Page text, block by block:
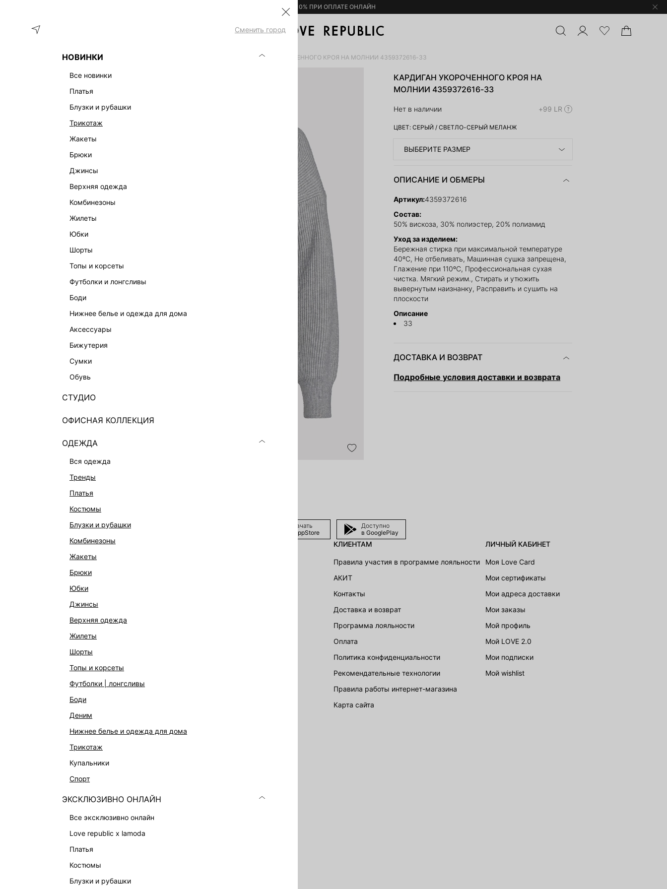
– 10% ПРИ ОПЛАТЕ ОНЛАЙН
Сменить город
НОВИНКИ
все новинки
платья
блузки и рубашки
трикотаж
жакеты
брюки
джинсы
верхняя одежда
комбинезоны
жилеты
юбки
шорты
топы и корсеты
футболки и лонгсливы
боди
нижнее белье и одежда для дома
аксессуары
бижутерия
сумки
обувь
СТУДИО
ОФИСНАЯ КОЛЛЕКЦИЯ
ОДЕЖДА
вся одежда
тренды
платья
костюмы
блузки и рубашки
комбинезоны
жакеты
брюки
юбки
джинсы
верхняя одежда
жилеты
шорты
топы и корсеты
футболки | лонгсливы
боди
деним
нижнее белье и одежда для дома
трикотаж
купальники
спорт
ЭКСКЛЮЗИВНО ОНЛАЙН
все эксклюзивно онлайн
love republic x lamoda
платья
костюмы
блузки и рубашки
ОДЕЖДА КАРДИГАН УКОРОЧЕННОГО КРОЯ НА МОЛНИИ 4359372616-33
КАРДИГАН УКОРОЧЕННОГО КРОЯ НА
МОЛНИИ 4359372616-33
Нет в наличии +99 LR
ЦВЕТ:СЕРЫЙ /СВЕТЛО-СЕРЫЙ МЕЛАНЖ
ВЫБЕРИТЕ РАЗМЕР
ОПИСАНИЕ И ОБМЕРЫ
Артикул:4359372616
Состав:
50% вискоза, 30% полиэстер, 20% полиамид
Уход за изделием:
Бережная стирка при максимальной температуре
40ºС, Не отбеливать, Машинная сушка запрещена,
Глажение при 110ºС, Профессиональная сухая
чистка. Мягкий режим., Стирать и утюжить
вывернутым наизнанку, Расправить и сушить на
плоскости
Описание
33
ДОСТАВКА И ВОЗВРАТ
Подробные условия доставки и возврата
Скачать
в AppStore
Доступно
в GooglePlay
ОФИСНАЯ КОЛЛЕКЦИЯ
ЭКСКЛЮЗИВНО ОНЛАЙН
АКСЕССУАРЫ И УКРАШЕНИЯ
ФИНАЛЬНАЯ РАСПРОДАЖА
ПОДАРОЧНЫЕ СЕРТИФИКАТЫ
БАЛЬЗАМЫ-ТИНТЫ
ЛИМИТИРОВАННЫЕ КОЛЛЕКЦИИ
КАПСУЛЬНЫЙ ГАРДЕРОБ
БОХО-ШИК
В ОТТЕНКАХ СЕРОГО
LOVE REPUBLIC MAISON
ДАЙДЖЕСТ
КЛИЕНТАМ
Правила участия в программе лояльности
АКИТ
Контакты
Доставка и возврат
Программа лояльности
Оплата
Политика конфиденциальности
Рекомендательные технологии
Правила работы интернет-магазина
карта сайта
ЛИЧНЫЙ КАБИНЕТ
Моя Love Card
Мои сертификаты
Мои адреса доставки
Мои заказы
Мой профиль
Мой LOVE 2.0
Мои подписки
Мой wishlist